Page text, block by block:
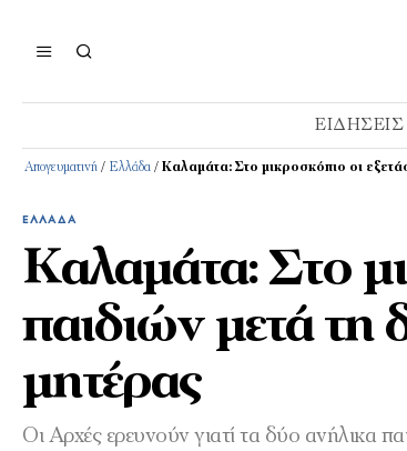
ΕΙΔΉΣΕΙΣ
Απογευματινή / Ελλάδα / Καλαμάτα: Στο μικροσκόπιο οι
ΕΛΛΆΔΑ
Καλαμάτα: Στο
παιδιών μετά
μητέρας
Οι Αρχές ερευνούν γιατί τα δύο ανήλικα